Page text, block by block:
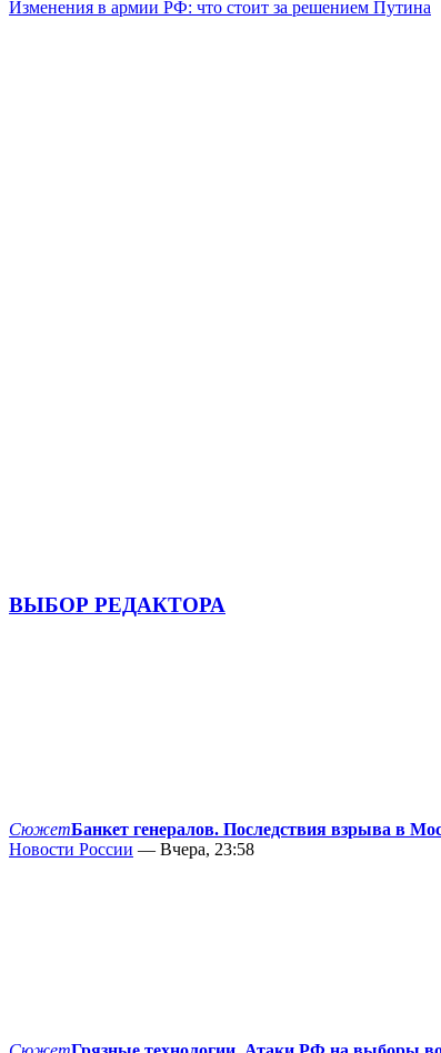
Изменения в армии РФ: что стоит за решением Путина
ВЫБОР РЕДАКТОРА
СюжетБанкет генералов. Последствия взрыва в
Новости России — Вчера, 23:58